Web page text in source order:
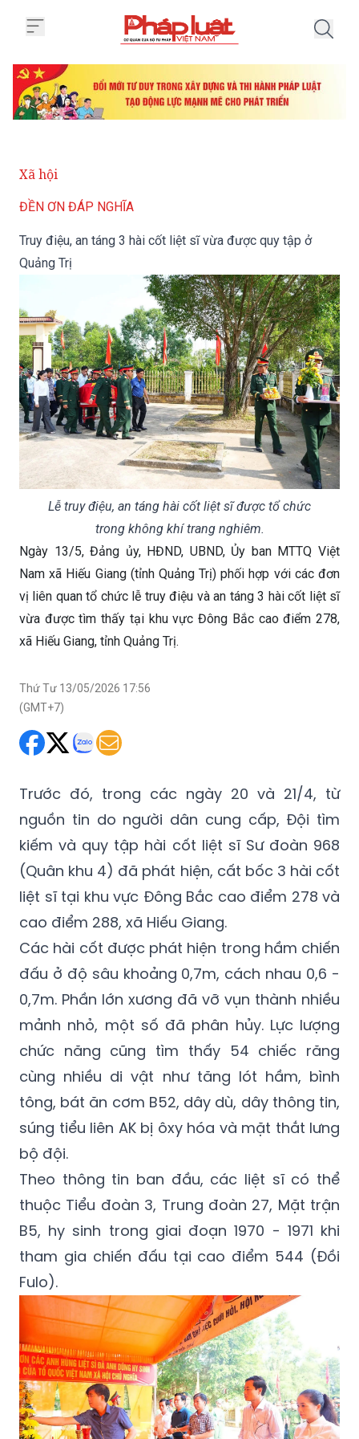
Xã hội
ĐỀN ƠN ĐÁP NGHĨA
Truy điệu, an táng 3 hài cốt liệt sĩ vừa được quy tập ở
Quảng Trị
Lễ truy điệu, an táng hài cốt liệt sĩ được tổ chức
trong không khí trang nghiêm.
Ngày 13/5, Đảng ủy, HĐND, UBND, Ủy ban MTTQ Việt
Nam xã Hiếu Giang (tỉnh Quảng Trị) phối hợp với các đơn
vị liên quan tổ chức lễ truy điệu và an táng 3 hài cốt liệt sĩ
vừa được tìm thấy tại khu vực Đông Bắc cao điểm 278,
xã Hiếu Giang, tỉnh Quảng Trị.
Thứ Tư 13/05/2026 17:56
(GMT+7)
Trước đó, trong các ngày 20 và 21/4, từ
nguồn tin do người dân cung cấp, Đội tìm
kiếm và quy tập hài cốt liệt sĩ Sư đoàn 968
(Quân khu 4) đã phát hiện, cất bốc 3 hài cốt
liệt sĩ tại khu vực Đông Bắc cao điểm 278 và
cao điểm 288, xã Hiếu Giang.
Các hài cốt được phát hiện trong hầm chiến
đấu ở độ sâu khoảng 0,7m, cách nhau 0,6 -
0,7m. Phần lớn xương đã vỡ vụn thành nhiều
mảnh nhỏ, một số đã phân hủy. Lực lượng
chức năng cũng tìm thấy 54 chiếc răng
cùng nhiều di vật như tăng lót hầm, bình
tông, bát ăn cơm B52, dây dù, dây thông tin,
súng tiểu liên AK bị ôxy hóa và mặt thắt lưng
bộ đội.
Theo thông tin ban đầu, các liệt sĩ có thể
thuộc Tiểu đoàn 3, Trung đoàn 27, Mặt trận
B5, hy sinh trong giai đoạn 1970 - 1971 khi
tham gia chiến đấu tại cao điểm 544 (Đồi
Fulo).